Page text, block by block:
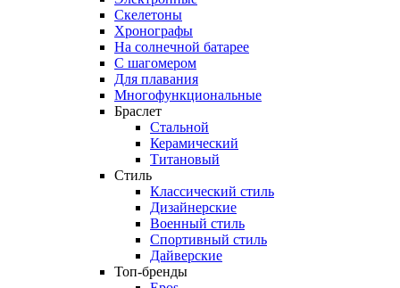
Скелетоны
Хронографы
На солнечной батарее
С шагомером
Для плавания
Многофункциональные
Браслет
Стальной
Керамический
Титановый
Стиль
Классический стиль
Дизайнерские
Военный стиль
Спортивный стиль
Дайверские
Топ-бренды